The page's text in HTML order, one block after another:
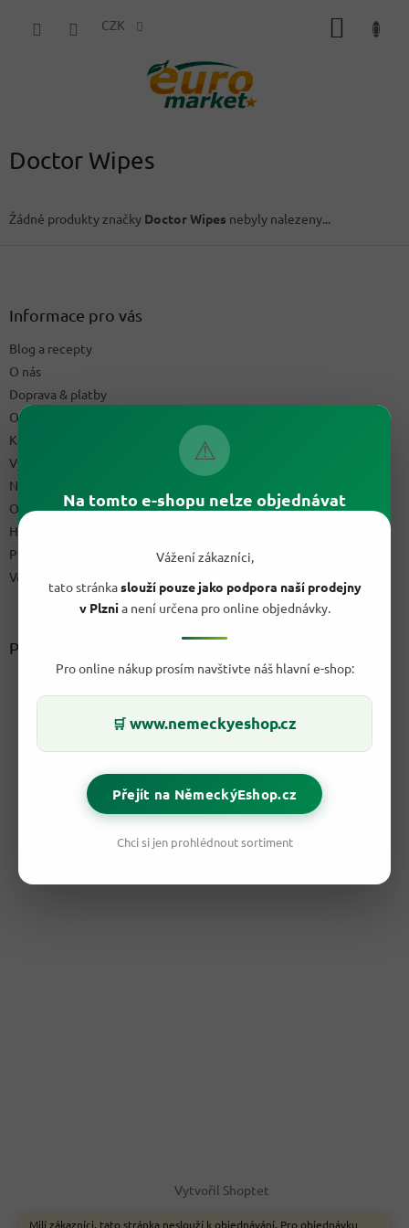
⚠
Na tomto e-shopu nelze objednávat
Vážení zákazníci,
tato stránkaslouží pouze jako podpora naší prodejny
v Plznia není určena pro online objednávky.
Pro online nákup prosím navštivte náš hlavní e-shop:
🛒 www.nemeckyeshop.cz
Přejít na NěmeckýEshop.cz
Chci si jen prohlédnout sortiment
Milí zákazníci, tato stránka neslouží k objednávání. Pro objednávku
CZK
Doctor Wipes
Žádné produkty značky Doctor Wipes nebyly nalezeny...
Informace pro vás
Blog a recepty
O nás
Doprava & platby
Obchodní podmínky
Kontakty
Výdejní místo
Napište nám
Ochrana osobních údajů GDPR
Hodnocení obchodu
Podmínky uplatnění práv z vadného plnění a reklamační řád
Velkoobchod
Přijímáme online platby
Vytvořil Shoptet